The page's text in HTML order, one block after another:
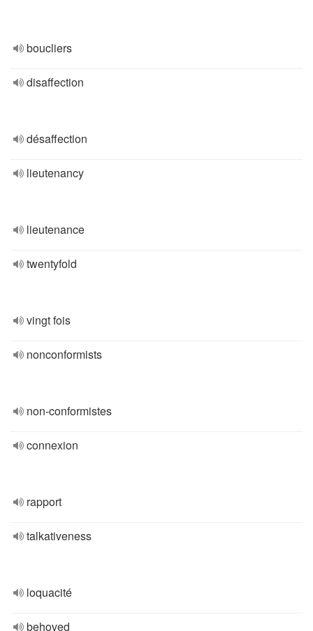
boucliers
disaffection
désaffection
lieutenancy
lieutenance
twentyfold
vingt fois
nonconformists
non-conformistes
connexion
rapport
talkativeness
loquacité
behoved